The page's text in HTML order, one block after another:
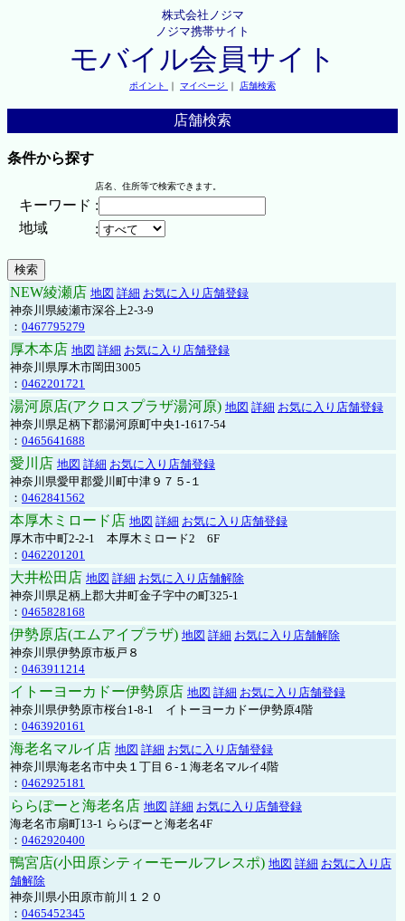
株式会社ノジマ
ノジマ携帯サイト
モバイル会員サイト
ポイント ｜ マイページ ｜ 店舗検索
店舗検索
条件から探す
店名、住所等で検索できます。
キーワード :
地域
:
NEW綾瀬店 地図 詳細 お気に入り店舗登録
神奈川県綾瀬市深谷上2-3-9
： 0467795279
厚木本店 地図 詳細 お気に入り店舗登録
神奈川県厚木市岡田3005
： 0462201721
湯河原店(アクロスプラザ湯河原) 地図 詳細 お気に入り店舗登録
神奈川県足柄下郡湯河原町中央1-1617-54
： 0465641688
愛川店 地図 詳細 お気に入り店舗登録
神奈川県愛甲郡愛川町中津９７５-１
： 0462841562
本厚木ミロード店 地図 詳細 お気に入り店舗登録
厚木市中町2-2-1 本厚木ミロード2 6F
： 0462201201
大井松田店 地図 詳細 お気に入り店舗解除
神奈川県足柄上郡大井町金子字中の町325-1
： 0465828168
伊勢原店(エムアイプラザ) 地図 詳細 お気に入り店舗解除
神奈川県伊勢原市板戸８
： 0463911214
イトーヨーカドー伊勢原店 地図 詳細 お気に入り店舗登録
神奈川県伊勢原市桜台1-8-1 イトーヨーカドー伊勢原4階
： 0463920161
海老名マルイ店 地図 詳細 お気に入り店舗登録
神奈川県海老名市中央１丁目６-１海老名マルイ4階
： 0462925181
ららぽーと海老名店 地図 詳細 お気に入り店舗登録
海老名市扇町13-1 ららぽーと海老名4F
： 0462920400
鴨宮店(小田原シティーモールフレスポ) 地図 詳細 お気に入り店
舗解除
神奈川県小田原市前川１２０
： 0465452345